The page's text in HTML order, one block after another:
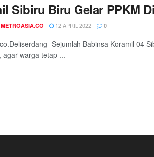
Sibiru Biru Gelar PPKM
12 APRIL 2022 0
Sejumlah Babinsa Koramil 04
agar warga tetap ...